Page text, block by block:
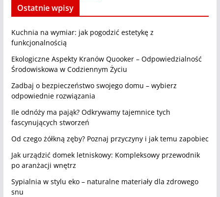
Ostatnie wpisy
Kuchnia na wymiar: jak pogodzić estetykę z
funkcjonalnością
Ekologiczne Aspekty Kranów Quooker – Odpowiedzialność
Środowiskowa w Codziennym Życiu
Zadbaj o bezpieczeństwo swojego domu – wybierz
odpowiednie rozwiązania
Ile odnóży ma pająk? Odkrywamy tajemnice tych
fascynujących stworzeń
Od czego żółkną zęby? Poznaj przyczyny i jak temu zapobiec
Jak urządzić domek letniskowy: Kompleksowy przewodnik
po aranżacji wnętrz
Sypialnia w stylu eko – naturalne materiały dla zdrowego
snu